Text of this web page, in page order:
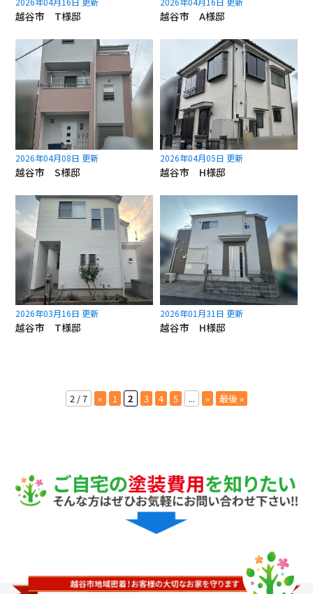
越谷市 T様邸 越谷市 A様邸
2026年04月08日 更新
越谷市 S様邸
2026年04月05日 更新
越谷市 H様邸
2026年03月16日 更新
越谷市 T様邸
2026年01月31日 更新
越谷市 H様邸
2 / 7 « 1 2 3 4 5 ... » 最後 »